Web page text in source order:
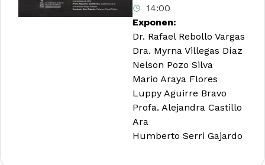
14:00
Exponen:
Dr. Rafael Rebollo Vargas
Dra. Myrna Villegas Díaz
Nelson Pozo Silva
Mario Araya Flores
Luppy Aguirre Bravo
Profa. Alejandra Castillo
Ara
Humberto Serri Gajardo